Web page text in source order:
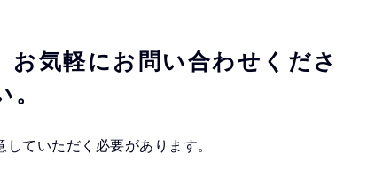
お気軽にお問い合わせくださ
。
していただく必要があります。